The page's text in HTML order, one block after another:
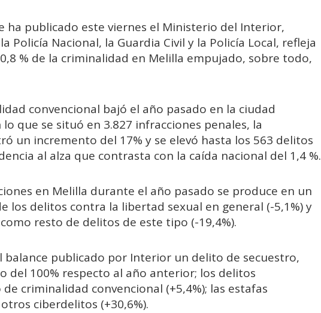
ha publicado este viernes el Ministerio del Interior,
Policía Nacional, la Guardia Civil y la Policía Local, refleja
% de la criminalidad en Melilla empujado, sobre todo,
convencional bajó el año pasado en la ciudad
que se situó en 3.827 infracciones penales, la
un incremento del 17% y se elevó hasta los 563 delitos
al alza que contrasta con la caída nacional del 1,4 %.
en Melilla durante el año pasado se produce en un
los delitos contra la libertad sexual en general (-5,1%) y
resto de delitos de este tipo (-19,4%).
balance publicado por Interior un delito de secuestro,
del 100% respecto al año anterior; los delitos
criminalidad convencional (+5,4%); las estafas
ciberdelitos (+30,6%).